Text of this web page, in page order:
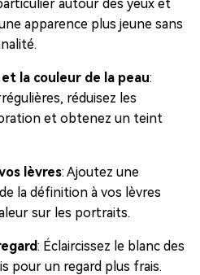
autour des yeux et
apparence plus jeune sans
la couleur de la peau:
réduisez les
et obtenez un teint
lèvres: Ajoutez une
la définition à vos lèvres
sur les portraits.
: Éclaircissez le blanc des
pour un regard plus frais.